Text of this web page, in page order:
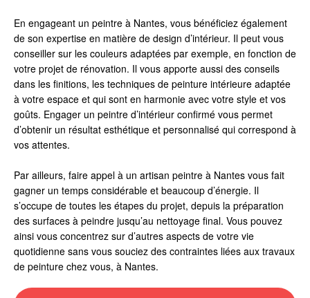
En engageant un peintre à Nantes, vous bénéficiez également
de son expertise en matière de design d’intérieur. Il peut vous
conseiller sur les couleurs adaptées par exemple, en fonction de
votre projet de rénovation. Il vous apporte aussi des conseils
dans les finitions, les techniques de peinture intérieure adaptée
à votre espace et qui sont en harmonie avec votre style et vos
goûts. Engager un peintre d’intérieur confirmé vous permet
d’obtenir un résultat esthétique et personnalisé qui correspond à
vos attentes.
Par ailleurs, faire appel à un artisan peintre à Nantes vous fait
gagner un temps considérable et beaucoup d’énergie. Il
s’occupe de toutes les étapes du projet, depuis la préparation
des surfaces à peindre jusqu’au nettoyage final. Vous pouvez
ainsi vous concentrez sur d’autres aspects de votre vie
quotidienne sans vous souciez des contraintes liées aux travaux
de peinture chez vous, à Nantes.